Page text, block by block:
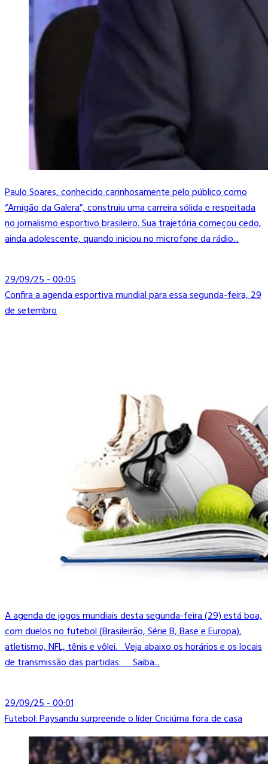
Paulo Soares, conhecido carinhosamente pelo público como
“Amigão da Galera”, construiu uma carreira sólida e respeitada
no jornalismo esportivo brasileiro. Sua trajetória começou cedo,
ainda adolescente, quando iniciou no microfone da rádio...
29/09/25 - 00:05
Confira a agenda esportiva mundial para essa segunda-feira, 29
de setembro
A agenda de jogos mundiais desta segunda-feira (29) está boa,
com duelos no futebol (Brasileirão, Série B, Base e Europa),
atletismo, NFL, tênis e vôlei. Veja abaixo os horários e os locais
de transmissão das partidas: Saiba...
29/09/25 - 00:01
Futebol: Paysandu surpreende o líder Criciúma fora de casa